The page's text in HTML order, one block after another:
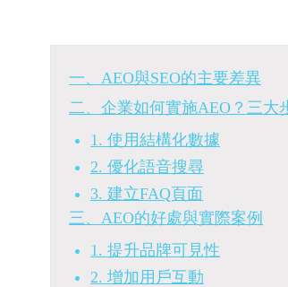
一、AEO與SEO的主要差異
二、企業如何實施AEO？三大
1. 使用結構化數據
2. 優化語音搜尋
3. 建立FAQ頁面
三、AEO的好處與實際案例
1. 提升品牌可見性
2. 增加用戶互動